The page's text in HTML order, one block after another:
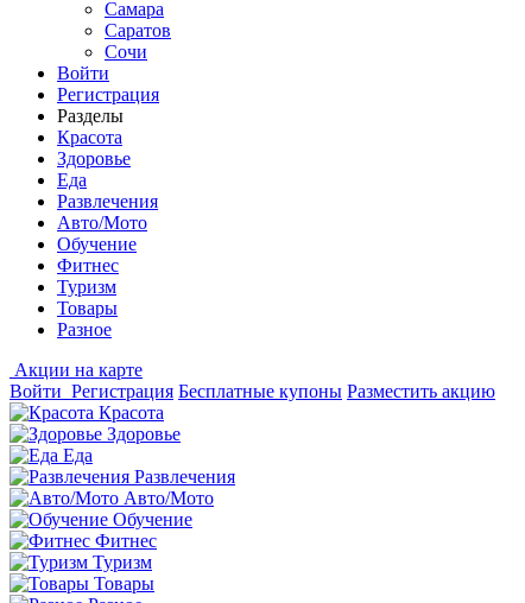
Самара
Саратов
Сочи
Войти
Регистрация
Разделы
Красота
Здоровье
Еда
Развлечения
Авто/Мото
Обучение
Фитнес
Туризм
Товары
Разное
Акции на карте
Войти Регистрация Бесплатные купоны Разместить акцию
Красота
Здоровье
Еда
Развлечения
Авто/Мото
Обучение
Фитнес
Туризм
Товары